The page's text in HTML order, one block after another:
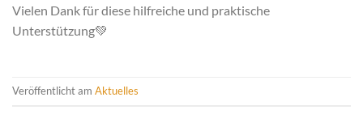
Vielen Dank für diese hilfreiche und praktische
Unterstützung💚
Veröffentlicht am Aktuelles